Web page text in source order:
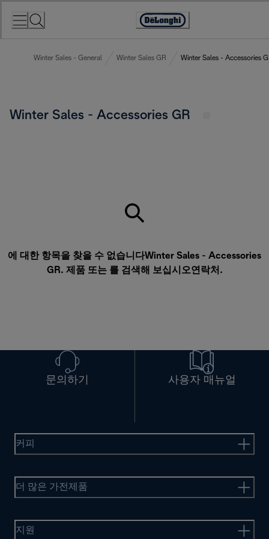
Accessibility
Winter Sales - General Winter Sales GR Winter Sales - Accessories
Winter Sales - Accessories GR
에 대한 항목을 찾을 수 없습니다Winter Sales - Accessories
GR. 제품 또는 를 검색해 보십시오연락처 .
문의하기 사용자 매뉴얼
커피
더 많은 가전제품
지원